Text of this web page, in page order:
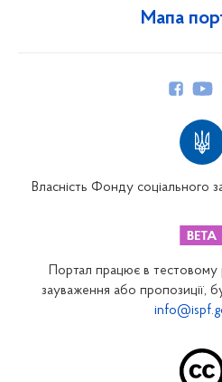
Мапа
Закарпатське відділення
Запорізьке відділення
Власність Фонду соціального
Портал працює в тестовому
зауваження або пропозиції,